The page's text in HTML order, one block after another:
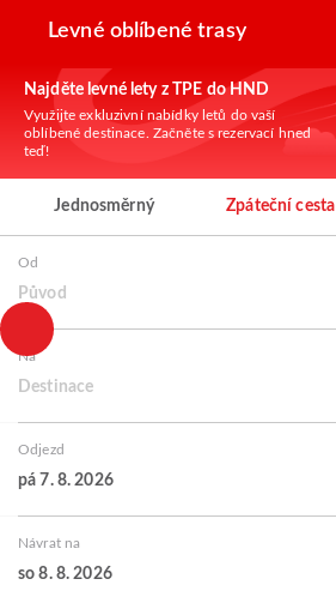
Levné oblíbené trasy
Najděte levné lety z TPE do HND
Využijte exkluzivní nabídky letů do vaší
oblíbené destinace. Začněte s rezervací hned
teď!
Jednosměrný Zpáteční cesta
Od
Původ
Na
Destinace
Odjezd
pá 7. 8. 2026
Návrat na
so 8. 8. 2026